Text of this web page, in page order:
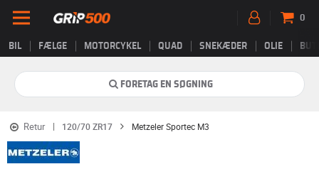
BIL FÆLGE MOTORCYKEL QUAD SNEKÆDER OLIE
0
FORETAG EN SØGNING
Retur 120/70 ZR17 Metzeler Sportec M3